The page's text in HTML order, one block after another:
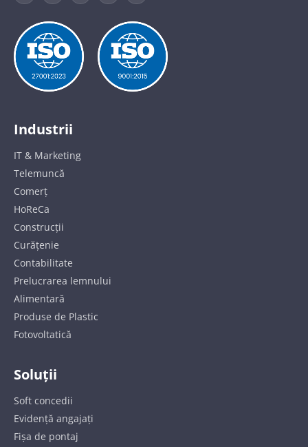
Industrii
IT & Marketing
Telemuncă
Comerț
HoReCa
Construcții
Curățenie
Contabilitate
Prelucrarea lemnului
Alimentară
Produse de Plastic
Fotovoltatică
Soluții
Soft concedii
Evidență angajați
Fișa de pontaj